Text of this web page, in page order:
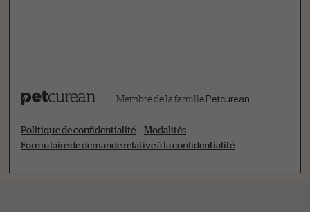
Membre de la famillePetcurean
Politique de confidentialité
Modalités
Formulaire de demande relative à la confidentialité